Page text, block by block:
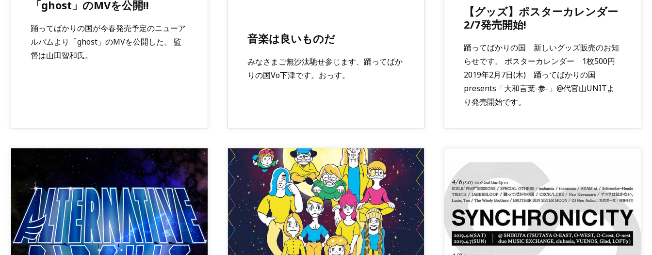
「ghost」のMVを公開!!
踊ってばかりの国が今春発売予定のニューア
ルバムより「ghost」のMVを公開した。 監
督は山田智和氏。
音楽は良いものだ
みなさまご無沙汰馳せ参じます、踊ってばか
りの国Vo下津です。おっす。
【グッズ】ポスターカレンダー
2/7発売開始!
踊ってばかりの国 新しいグッズ販売のお知
らせです。 ポスターカレンダー 1枚500円
2019年2月7日(木) 踊ってばかりの国
presents「大和言葉-参-」@代官山UNITよ
り発売開始です。